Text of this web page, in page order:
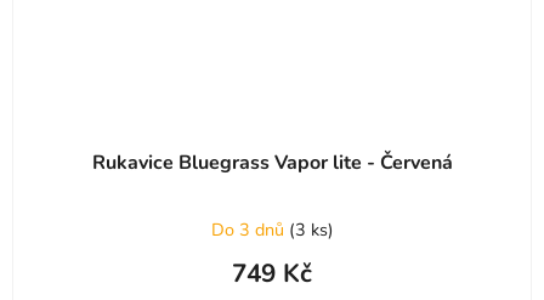
Rukavice Bluegrass Vapor lite - Červená
hodnocení
produktu
Do 3 dnů (3 ks)
749 Kč